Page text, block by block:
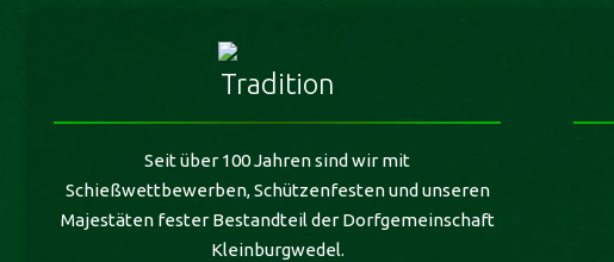
Tradition
Seit über 100 Jahren sind wir mit
Schießwettbewerben, Schützenfesten und unseren
Majestäten fester Bestandteil der Dorfgemeinschaft
Kleinburgwedel.